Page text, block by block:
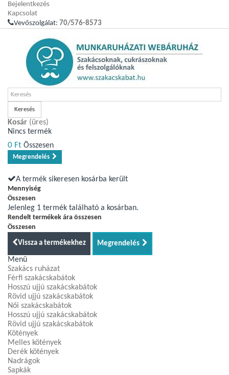
Bejelentkezés
Kapcsolat
Vevőszolgálat: 70/576-8573
Keresés
Kosár (üres)
Nincs termék
0 Ft‎ Összesen
Megrendelés
A termék sikeresen kosárba került
Mennyiség
Összesen
Jelenleg 1 termék található a kosárban.
Rendelt termékek ára összesen
Összesen
Vissza a termékekhez Megrendelés
Menü
Szakács ruházat
Férfi szakácskabátok
Hosszú ujjú szakácskabátok
Rövid ujjú szakácskabátok
Női szakácskabátok
Hosszú ujjú szakácskabátok
Rövid ujjú szakácskabátok
Kötények
Melles kötények
Derék kötények
Nadrágok
Sapkák